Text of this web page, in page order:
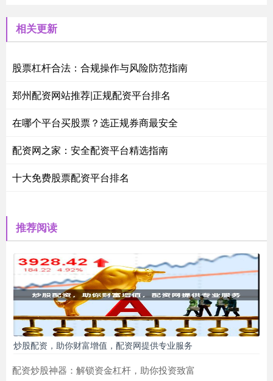
相关更新
股票杠杆合法：合规操作与风险防范指南
郑州配资网站推荐|正规配资平台排名
在哪个平台买股票？选正规券商最安全
配资网之家：安全配资平台精选指南
十大免费股票配资平台排名
推荐阅读
炒股配资，助你财富增值，配资网提供专业服务
配资炒股神器：解锁资金杠杆，助你投资致富